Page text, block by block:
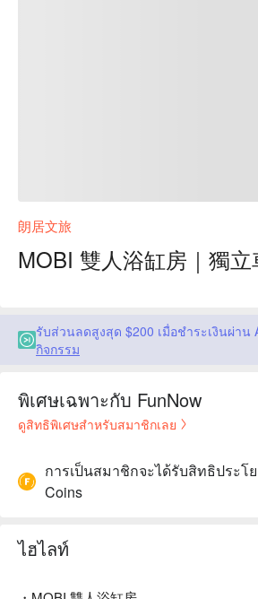
朗居文旅
MOBI 雙人浴缸房｜獨立
รับส่วนลดสูงสุด $200 เมื่อชำระเงินผ่าน
กิจกรรม
พิเศษเฉพาะกับ FunNow
ดูสิทธิพิเศษสำหรับสมาชิกเลย
การเป็นสมาชิกจะได้รับสิทธิประโ
Coins
ไฮไลท์